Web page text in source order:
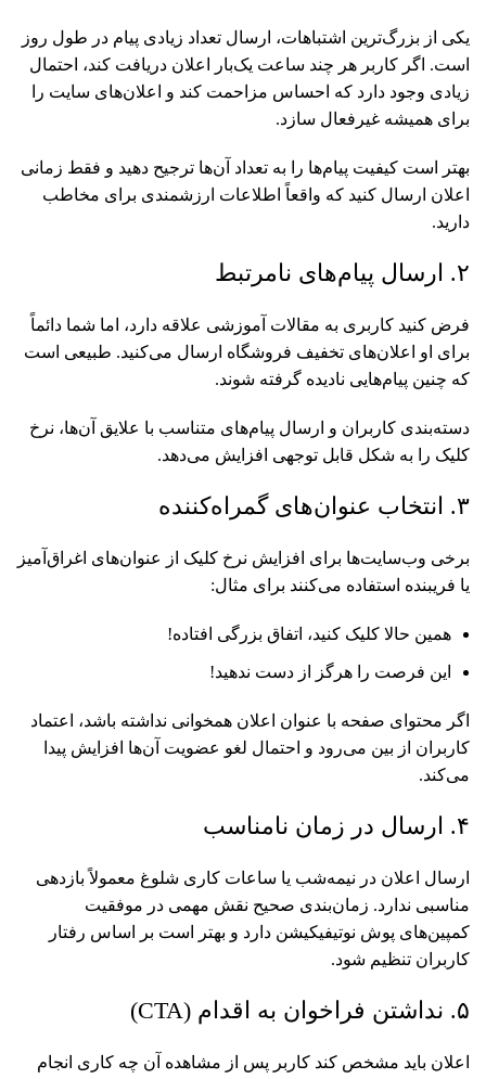
یکی از بزرگ‌ترین اشتباهات، ارسال تعداد زیادی پیام در طول روز
است. اگر کاربر هر چند ساعت یک‌بار اعلان دریافت کند، احتمال
زیادی وجود دارد که احساس مزاحمت کند و اعلان‌های سایت را
برای همیشه غیرفعال سازد.
بهتر است کیفیت پیام‌ها را به تعداد آن‌ها ترجیح دهید و فقط زمانی
اعلان ارسال کنید که واقعاً اطلاعات ارزشمندی برای مخاطب
دارید.
۲. ارسال پیام‌های نامرتبط
فرض کنید کاربری به مقالات آموزشی علاقه دارد، اما شما دائماً
برای او اعلان‌های تخفیف فروشگاه ارسال می‌کنید. طبیعی است
که چنین پیام‌هایی نادیده گرفته شوند.
دسته‌بندی کاربران و ارسال پیام‌های متناسب با علایق آن‌ها، نرخ
کلیک را به شکل قابل توجهی افزایش می‌دهد.
۳. انتخاب عنوان‌های گمراه‌کننده
برخی وب‌سایت‌ها برای افزایش نرخ کلیک از عنوان‌های اغراق‌آمیز
یا فریبنده استفاده می‌کنند برای مثال:
همین حالا کلیک کنید، اتفاق بزرگی افتاده!
این فرصت را هرگز از دست ندهید!
اگر محتوای صفحه با عنوان اعلان همخوانی نداشته باشد، اعتماد
کاربران از بین می‌رود و احتمال لغو عضویت آن‌ها افزایش پیدا
می‌کند.
۴. ارسال در زمان نامناسب
ارسال اعلان در نیمه‌شب یا ساعات کاری شلوغ معمولاً بازدهی
مناسبی ندارد. زمان‌بندی صحیح نقش مهمی در موفقیت
کمپین‌های پوش نوتیفیکیشن دارد و بهتر است بر اساس رفتار
کاربران تنظیم شود.
۵. نداشتن فراخوان به اقدام (CTA)
اعلان باید مشخص کند کاربر پس از مشاهده آن چه کاری انجام